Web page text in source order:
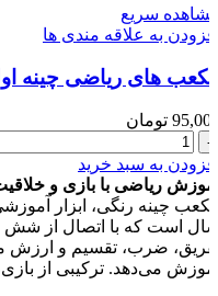
آموزش
عدد
سریع
به علاقه مندی ها
های ریاضی چینه
تومان
مکعب
های
ریاضی
چینه
اول
دبستان
همراه
به سبد خرید
ریاضی با بازی و
است که با اتصال از شش
ضرب، تقسیم و ارزش
می‌دهد. ترکیبی از